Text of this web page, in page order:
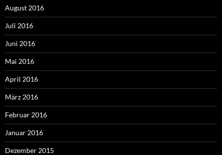
August 2016
Juli 2016
Juni 2016
Mai 2016
April 2016
März 2016
Februar 2016
Januar 2016
Dezember 2015